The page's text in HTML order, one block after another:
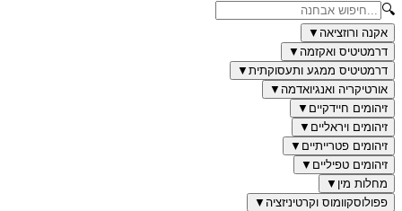
🔍
אקנה ורוזציאה ▼
דרמטיטיס ואקזמה ▼
דרמטיטיס ממגע ותעסוקתית ▼
אורטיקריה ואנגיואדמה ▼
זיהומים חיידקיים ▼
זיהומים ויראליים ▼
זיהומים פטרייתיים ▼
זיהומים טפיליים ▼
מחלות מין ▼
פפולוסקוומוס וקרטיניזציה ▼